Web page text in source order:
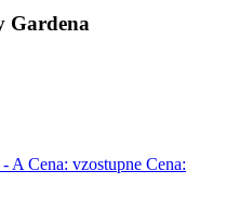
Gardena
A Cena: vzostupne Cena: